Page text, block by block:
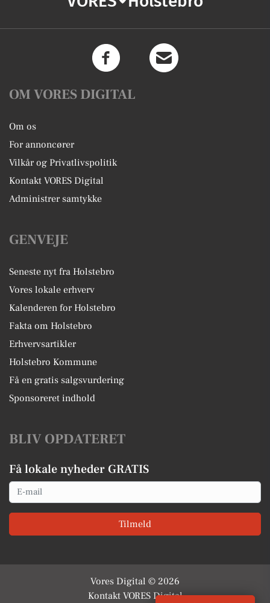
OM VORES DIGITAL
Om os
For annoncører
Vilkår og Privatlivspolitik
Kontakt VORES Digital
Administrer samtykke
GENVEJE
Seneste nyt fra Holstebro
Vores lokale erhverv
Kalenderen for Holstebro
Fakta om Holstebro
Erhvervsartikler
Holstebro Kommune
Få en gratis salgsvurdering
Sponsoreret indhold
BLIV OPDATERET
Få lokale nyheder GRATIS
Email
Tilmeld
Vores Digital © 2026
Kontakt VORES Digital